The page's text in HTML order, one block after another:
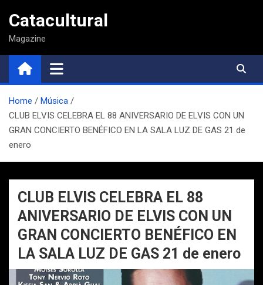
contenido
Catacultural
Magazine
Home
Música
CLUB ELVIS CELEBRA EL 88 ANIVERSARIO DE ELVIS CON UN
GRAN CONCIERTO BENÉFICO EN LA SALA LUZ DE GAS 21 de
enero
CLUB ELVIS CELEBRA EL 88
ANIVERSARIO DE ELVIS CON UN
GRAN CONCIERTO BENÉFICO EN
LA SALA LUZ DE GAS 21 de enero